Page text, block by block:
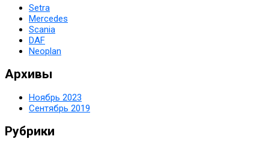
Setra
Mercedes
Scania
DAF
Neoplan
Архивы
Ноябрь 2023
Сентябрь 2019
Рубрики